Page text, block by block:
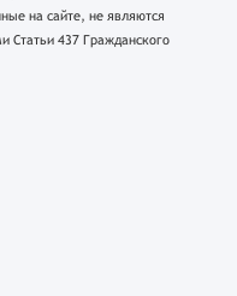
на сайте, не являются
Статьи 437 Гражданского